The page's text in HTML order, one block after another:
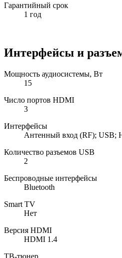
Гарантийный срок
1 год
Интерфейсы и
Мощность аудиосистемы, Вт
15
Число портов HDMI
3
Интерфейсы
Антенный вход (RF); USB;
Количество разъемов USB
2
Беспроводные интерфейсы
Bluetooth
Smart TV
Нет
Версия HDMI
HDMI 1.4
ТВ-тюнер